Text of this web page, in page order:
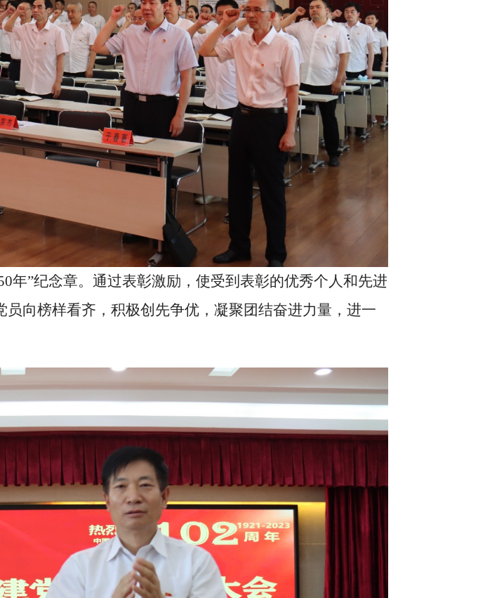
年”纪念章。通过表彰激励，使受到表彰的优秀个人和先进
向榜样看齐，积极创先争优，凝聚团结奋进力量，进一